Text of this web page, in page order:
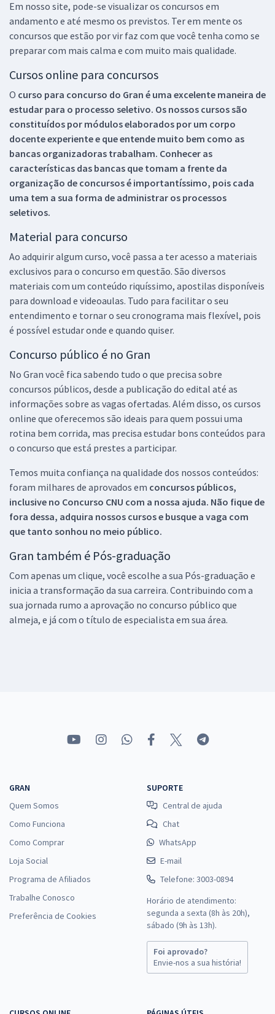
Em nosso site, pode-se visualizar os concursos em
andamento e até mesmo os previstos. Ter em mente os
concursos que estão por vir faz com que você tenha como se
preparar com mais calma e com muito mais qualidade.
Cursos online para concursos
O curso para concurso do Gran é uma excelente maneira de
estudar para o processo seletivo. Os nossos cursos são
constituídos por módulos elaborados por um corpo
docente experiente e que entende muito bem como as
bancas organizadoras trabalham. Conhecer as
características das bancas que tomam a frente da
organização de concursos é importantíssimo, pois cada
uma tem a sua forma de administrar os processos
seletivos.
Material para concurso
Ao adquirir algum curso, você passa a ter acesso a materiais
exclusivos para o concurso em questão. São diversos
materiais com um conteúdo riquíssimo, apostilas disponíveis
para download e videoaulas. Tudo para facilitar o seu
entendimento e tornar o seu cronograma mais flexível, pois
é possível estudar onde e quando quiser.
Concurso público é no Gran
No Gran você fica sabendo tudo o que precisa sobre
concursos públicos, desde a publicação do edital até as
informações sobre as vagas ofertadas. Além disso, os cursos
online que oferecemos são ideais para quem possui uma
rotina bem corrida, mas precisa estudar bons conteúdos para
o concurso que está prestes a participar.
Temos muita confiança na qualidade dos nossos conteúdos:
foram milhares de aprovados em concursos públicos,
inclusive no Concurso CNU com a nossa ajuda. Não fique de
fora dessa, adquira nossos cursos e busque a vaga com
que tanto sonhou no meio público.
Gran também é Pós-graduação
Com apenas um clique, você escolhe a sua Pós-graduação e
inicia a transformação da sua carreira. Contribuindo com a
sua jornada rumo a aprovação no concurso público que
almeja, e já com o título de especialista em sua área.
GRAN
Quem Somos
Como Funciona
Como Comprar
Loja Social
Programa de Afiliados
Trabalhe Conosco
Preferência de Cookies
SUPORTE
Central de ajuda
Chat
WhatsApp
E-mail
Telefone: 3003-0894
Horário de atendimento:
segunda a sexta (8h às 20h),
sábado (9h às 13h).
Foi aprovado?
Envie-nos a sua história!